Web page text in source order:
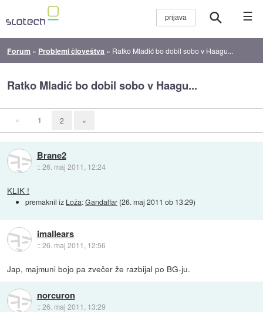
☰
Forum » Problemi človeštva » Ratko Mladić bo dobil sobo v Haagu...
Ratko Mladić bo dobil sobo v Haagu...
« 1 2 »
Brane2
::26. maj 2011, 12:24
KLIK !
premaknil iz Loža:Gandalfar (26. maj 2011 ob 13:29)
imallears
::26. maj 2011, 12:56
Jap, majmuni bojo pa zvečer že razbijal po BG-ju.
norcuron
::26. maj 2011, 13:29